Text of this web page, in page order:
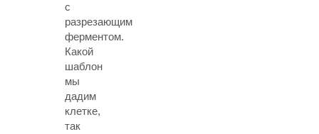
с
разрезающим
ферментом.
Какой
шаблон
мы
дадим
клетке,
так